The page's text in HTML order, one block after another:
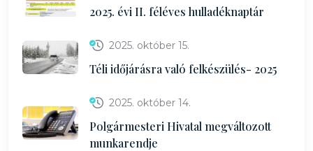
2025. évi II. féléves hulladéknaptár
2025. október 15.
Téli időjárásra való felkészülés- 2025
2025. október 14.
Polgármesteri Hivatal megváltozott
munkarendje